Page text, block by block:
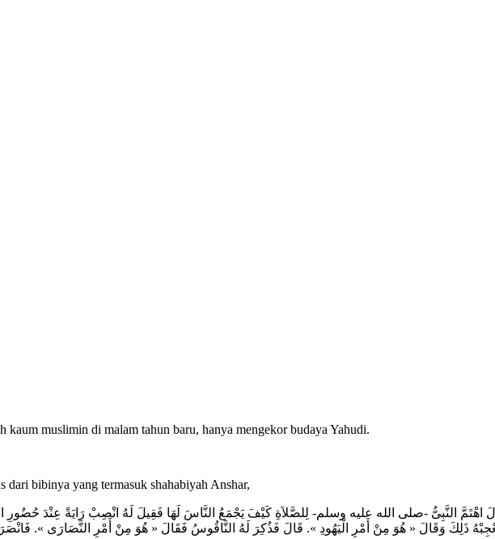
bin Tsabit) Temanggung – Tebar Manfaat untuk Ummat
muslimin di malam tahun baru, hanya mengekor budaya Yahudi.
bibinya yang termasuk shahabiyah Anshar,
النَّبِىُّ -صلى الله عليه وسلم- لِلصَّلاَةِ كَيْفَ يَجْمَعُ النَّاسَ لَهَا فَقِيلَ لَهُ انْصِبْ رَايَةً عِنْدَ حُضُورِ
يُعْجِبْهُ ذَلِكَ وَقَالَ « هُوَ مِنْ أَمْرِ الْيَهُودِ ». قَالَ فَذُكِرَ لَهُ النَّاقُوسُ فَقَالَ « هُوَ مِنْ أَمْرِ النَّصَارَى ».